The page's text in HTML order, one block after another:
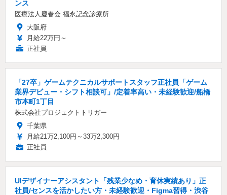
ンス
医療法人慶春会 福永記念診療所
大阪府
月給22万円～
正社員
「27卒」ゲームテクニカルサポートスタッフ正社員「ゲーム
業界デビュー・シフト相談可」/定着率高い・未経験歓迎/船橋
市本町1丁目
株式会社プロジェクトトリガー
千葉県
月給21万2,100円～33万2,300円
正社員
UIデザイナーアシスタント「残業少なめ・育休実績あり」正
社員/センスを活かしたい方・未経験歓迎・Figma習得・渋谷